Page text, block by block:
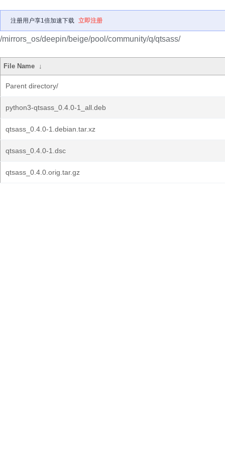
注册用户享1倍加速下载 立即注册
/mirrors_os/deepin/beige/pool/community/q/qtsass/
File Name ↓
Parent directory/
python3-qtsass_0.4.0-1_all.deb
qtsass_0.4.0-1.debian.tar.xz
qtsass_0.4.0-1.dsc
qtsass_0.4.0.orig.tar.gz